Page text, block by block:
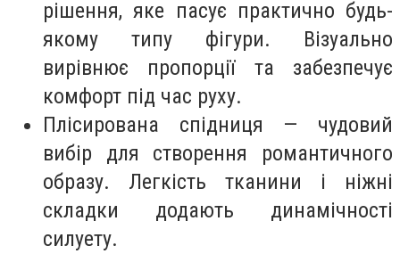
рішення, яке пасує практично будь-
якому типу фігури. Візуально
вирівнює пропорції та забезпечує
комфорт під час руху.
Плісирована спідниця — чудовий
вибір для створення романтичного
образу. Легкість тканини і ніжні
складки додають динамічності
силуету.